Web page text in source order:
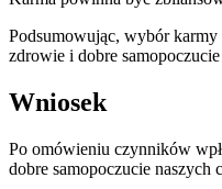
Podsumowując, wybór
zdrowie i dobre samopoczucie
Wniosek
Po omówieniu czynników
dobre samopoczucie naszych